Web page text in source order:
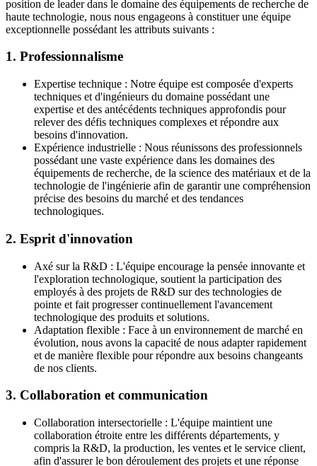
position de leader dans le domaine des équipements de recherche de
haute technologie, nous nous engageons à constituer une équipe
exceptionnelle possédant les attributs suivants :
1. Professionnalisme
Expertise technique : Notre équipe est composée d'experts
techniques et d'ingénieurs du domaine possédant une
expertise et des antécédents techniques approfondis pour
relever des défis techniques complexes et répondre aux
besoins d'innovation.
Expérience industrielle : Nous réunissons des professionnels
possédant une vaste expérience dans les domaines des
équipements de recherche, de la science des matériaux et de la
technologie de l'ingénierie afin de garantir une compréhension
précise des besoins du marché et des tendances
technologiques.
2. Esprit d'innovation
Axé sur la R&D : L'équipe encourage la pensée innovante et
l'exploration technologique, soutient la participation des
employés à des projets de R&D sur des technologies de
pointe et fait progresser continuellement l'avancement
technologique des produits et solutions.
Adaptation flexible : Face à un environnement de marché en
évolution, nous avons la capacité de nous adapter rapidement
et de manière flexible pour répondre aux besoins changeants
de nos clients.
3. Collaboration et communication
Collaboration intersectorielle : L'équipe maintient une
collaboration étroite entre les différents départements, y
compris la R&D, la production, les ventes et le service client,
afin d'assurer le bon déroulement des projets et une réponse